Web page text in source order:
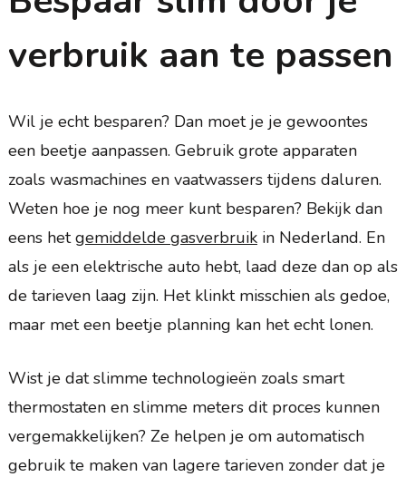
verbruik aan te passen
Wil je echt besparen? Dan moet je je gewoontes
een beetje aanpassen. Gebruik grote apparaten
zoals wasmachines en vaatwassers tijdens daluren.
Weten hoe je nog meer kunt besparen? Bekijk dan
eens hetgemiddelde gasverbruikin Nederland. En
als je een elektrische auto hebt, laad deze dan op als
de tarieven laag zijn. Het klinkt misschien als gedoe,
maar met een beetje planning kan het echt lonen.
Wist je dat slimme technologieën zoals smart
thermostaten en slimme meters dit proces kunnen
vergemakkelijken? Ze helpen je om automatisch
gebruik te maken van lagere tarieven zonder dat je